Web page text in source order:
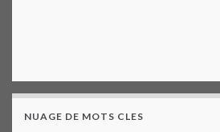
NUAGE DE MOTS CLES